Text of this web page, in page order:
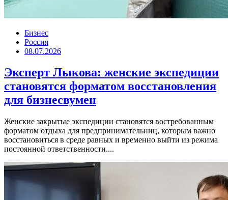
Бизнес
Россия
08.07.2026
Эксперт Лыкова: женские экспедиции
становятся форматом восстановления
для бизнесвумен
Женские закрытые экспедиции становятся востребованным
форматом отдыха для предпринимательниц, которым важно
восстановиться в среде равных и временно выйти из режима
постоянной ответственности....